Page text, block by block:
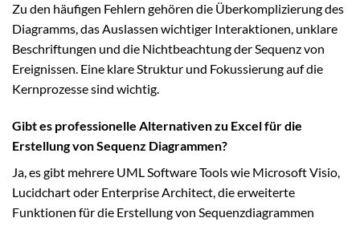
Zu den häufigen Fehlern gehören die Überkomplizierung des
Diagramms, das Auslassen wichtiger Interaktionen, unklare
Beschriftungen und die Nichtbeachtung der Sequenz von
Ereignissen. Eine klare Struktur und Fokussierung auf die
Kernprozesse sind wichtig.
Gibt es professionelle Alternativen zu Excel für die
Erstellung von Sequenz Diagrammen?
Ja, es gibt mehrere UML Software Tools wie Microsoft Visio,
Lucidchart oder Enterprise Architect, die erweiterte
Funktionen für die Erstellung von Sequenzdiagrammen